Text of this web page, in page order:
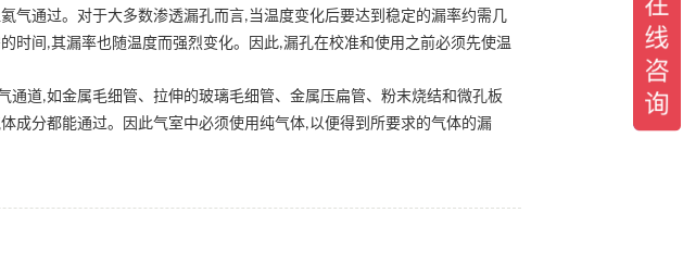
氦气通过。对于大多数渗透漏孔而言, 当温度变化后要达到稳定的漏率约需 几
时间 ,其漏率也随温度而强烈变化。因此,漏孔在校准和使用之前必须先使温
通道,如金属毛细管、拉伸的玻璃毛细管、金属压扁管、粉末烧结和微孔板
成分都能通过。因此气室中必须使用纯气体,以便得到所要求的气体的漏